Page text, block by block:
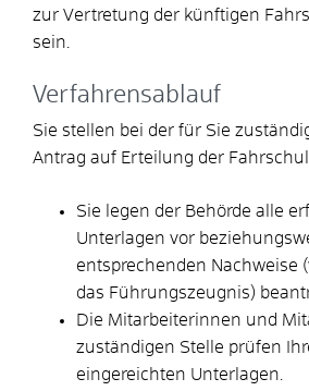
zur Vertretung der künftigen
sein.
Verfahrensablauf
Sie stellen bei der für Sie
Antrag auf Erteilung der
Sie legen der Behörde alle
Unterlagen vor
entsprechenden Nachweise
das Führungszeugnis)
Die Mitarbeiterinnen und
zuständigen Stelle prüfen
eingereichten Unterlagen.